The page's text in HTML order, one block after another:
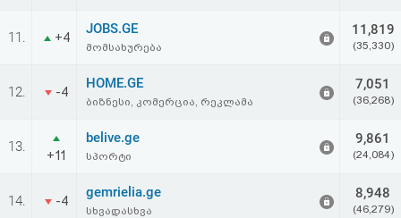
11. +4
JOBS.GE
მომსახურება
11,819
(35,330)
12. -4
HOME.GE
ბიზნესი, კომერცია, რეკლამა
7,051
(36,268)
13.
+11
belive.ge
სპორტი
9,861
(24,084)
14. -4
gemrielia.ge
სხვადასხვა
8,948
(46,279)